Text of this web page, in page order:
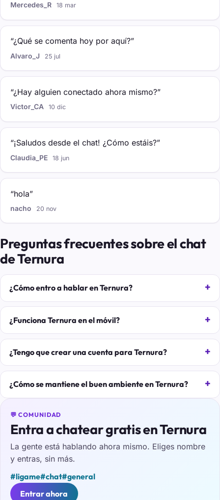
Mercedes_R 18 mar
“¿Qué se comenta hoy por aquí?”
Alvaro_J 25 jul
“¿Hay alguien conectado ahora mismo?”
Victor_CA 10 dic
“¡Saludos desde el chat! ¿Cómo estáis?”
Claudia_PE 18 jun
“hola”
nacho 20 nov
Preguntas frecuentes sobre el chat
de Ternura
¿Cómo entro a hablar en Ternura?
¿Funciona Ternura en el móvil?
¿Tengo que crear una cuenta para Ternura?
¿Cómo se mantiene el buen ambiente en Ternura?
💬 COMUNIDAD
Entra a chatear gratis en Ternura
La gente está hablando ahora mismo. Eliges nombre
y entras, sin más.
#ligame#chat#general
Entrar ahora